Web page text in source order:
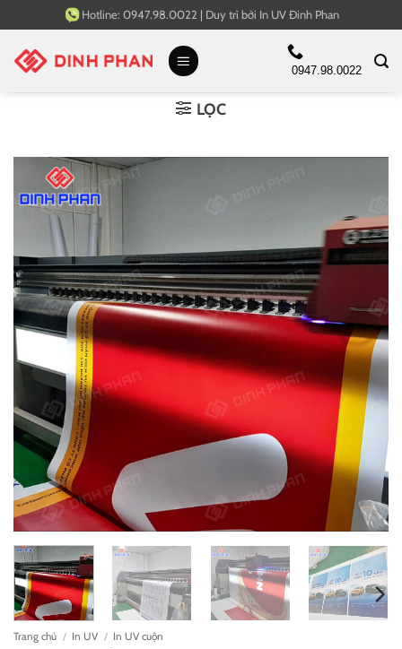
qua
nội
Hotline: 0947.98.0022 | Duy trì bởi In UV Đinh Phan
0947.98.0022
LỌC
Trang chủ / In UV / In UV cuộn